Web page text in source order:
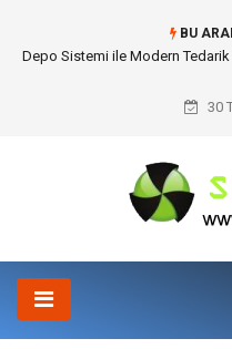
BU
Akrilik Boyama Seti ile Evinizde
30